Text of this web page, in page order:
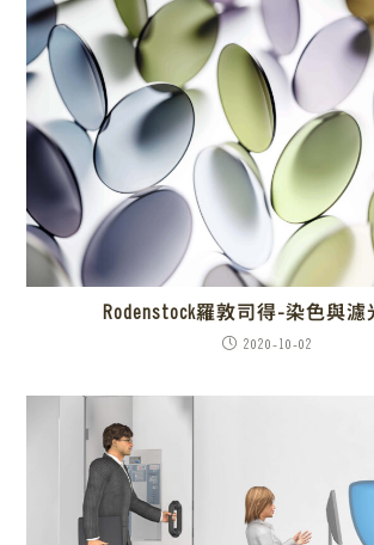
Rodenstock羅敦司得-染色與濾
2020-10-02